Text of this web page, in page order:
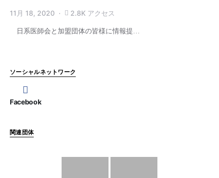
11月 18, 2020 2.8K アクセス
日系医師会と加盟団体の皆様に情報提…
ソーシャルネットワーク
Facebook
関連団体